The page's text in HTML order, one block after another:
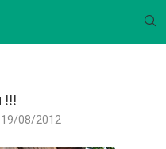
!!!
19/08/2012